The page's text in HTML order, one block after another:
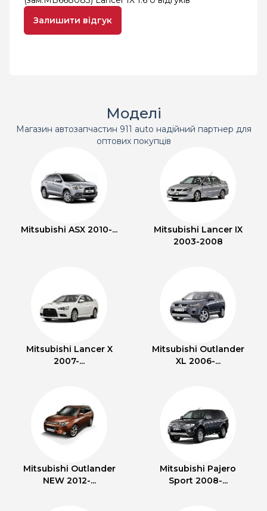
Залишити відгук
Моделі
Магазин автозапчастин 911 auto надійний партнер для
оптових покупців
Mitsubishi ASX 2010-...
Mitsubishi Lancer IX
2003-2008
Mitsubishi Lancer X
2007-...
Mitsubishi Outlander
XL 2006-...
Mitsubishi Outlander
NEW 2012-...
Mitsubishi Pajero
Sport 2008-...